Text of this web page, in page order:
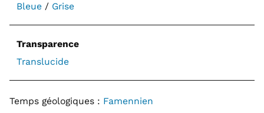
Bleue/ Grise
Transparence
Translucide
Temps géologiques : Famennien